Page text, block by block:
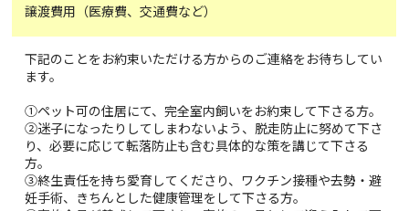
譲渡費用（医療費、交通費など）
下記のことをお約束いただける方からのご連絡をお待ちしてい
ます。
①ペット可の住居にて、完全室内飼いをお約束して下さる方。
②迷子になったりしてしまわないよう、脱走防止に努めて下さ
り、必要に応じて転落防止も含む具体的な策を講じて下さる
方。
③終生責任を持ち愛育してくださり、ワクチン接種や去勢・避
妊手術、きちんとした健康管理をして下さる方。